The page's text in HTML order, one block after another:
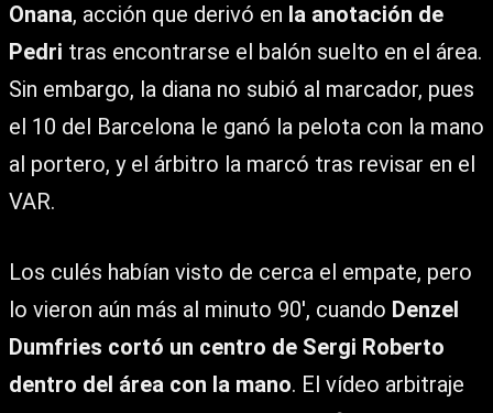
Onana, acción que derivó en la anotación de
Pedri tras encontrarse el balón suelto en el área.
Sin embargo, la diana no subió al marcador, pues
el 10 del Barcelona le ganó la pelota con la mano
al portero, y el árbitro la marcó tras revisar en el
VAR.
Los culés habían visto de cerca el empate, pero
lo vieron aún más al minuto 90′, cuando Denzel
Dumfries cortó un centro de Sergi Roberto
dentro del área con la mano. El vídeo arbitraje